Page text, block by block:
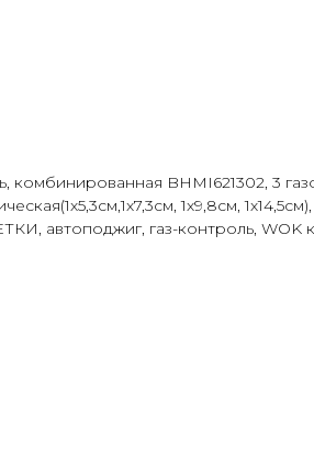
комбинированная BHMI621302, 3
1х9,8см, 1х14,5см),
автоподжиг, газ-контроль, WOK